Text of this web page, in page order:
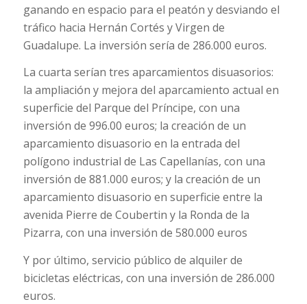
ganando en espacio para el peatón y desviando el
tráfico hacia Hernán Cortés y Virgen de
Guadalupe. La inversión sería de 286.000 euros.
La cuarta serían tres aparcamientos disuasorios:
la ampliación y mejora del aparcamiento actual en
superficie del Parque del Príncipe, con una
inversión de 996.00 euros; la creación de un
aparcamiento disuasorio en la entrada del
polígono industrial de Las Capellanías, con una
inversión de 881.000 euros; y la creación de un
aparcamiento disuasorio en superficie entre la
avenida Pierre de Coubertin y la Ronda de la
Pizarra, con una inversión de 580.000 euros
Y por último, servicio público de alquiler de
bicicletas eléctricas, con una inversión de 286.000
euros.